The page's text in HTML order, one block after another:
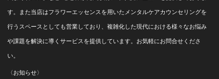
す。また当店はフラワーエッセンスを用いたメンタルケアカウンセリングを
行うスペースとしても営業しており、複雑化した現代における様々なお悩み
や課題を解決に導くサービスを提供しています。お気軽にお問合せくださ
い。
〈お知らせ〉